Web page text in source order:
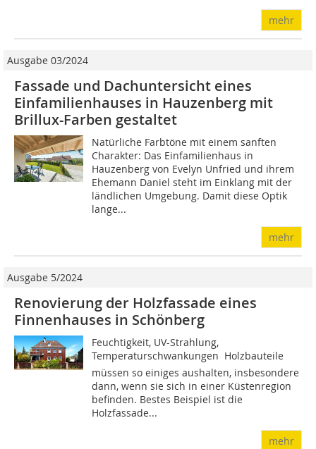
mehr
Ausgabe 03/2024
Fassade und Dachuntersicht eines
Einfamilienhauses in Hauzenberg mit
Brillux-Farben gestaltet
Natürliche Farbtöne mit einem sanften
Charakter: Das Einfamilienhaus in
Hauzenberg von Evelyn Unfried und ihrem
Ehemann Daniel steht im Einklang mit der
ländlichen Umgebung. Damit diese Optik
lange...
mehr
Ausgabe 5/2024
Renovierung der Holzfassade eines
Finnenhauses in Schönberg
Feuchtigkeit, UV-Strahlung,
Temperaturschwankungen  Holzbauteile
müssen so einiges aushalten, insbesondere
dann, wenn sie sich in einer Küstenregion
befinden. Bestes Beispiel ist die
Holzfassade...
mehr